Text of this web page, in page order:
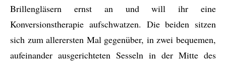
Brillengläsern ernst an und will ihr eine
Konversionstherapie aufschwatzen. Die beiden sitzen
sich zum allerersten Mal gegenüber, in zwei bequemen,
aufeinander ausgerichteten Sesseln in der Mitte des